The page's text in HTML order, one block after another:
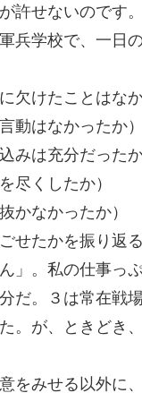
許せないのです。
兵学校で、一日
欠けたことはなか
動はなかったか）
みは充分だったか
尽くしたか）
かなかったか）
せたかを振り返
」。私の仕事っ
だ。３は常在戦
。が、ときどき
をみせる以外に